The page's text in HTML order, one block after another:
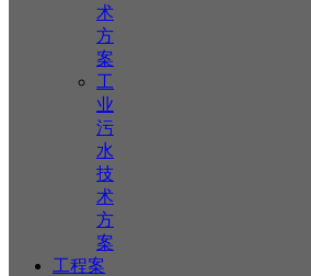
术
方
案
工
业
污
水
技
术
方
案
工程案